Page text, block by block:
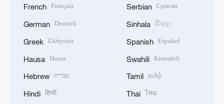
French Français
German Deutsch
Greek Ελληνικά
Hausa Hausa
Hebrew עברית
Hindi हिन्दी
Serbian Српски
Sinhala සිංහල
Spanish Español
Swahili Kiswahili
Tamil தமிழ்
Thai ไทย